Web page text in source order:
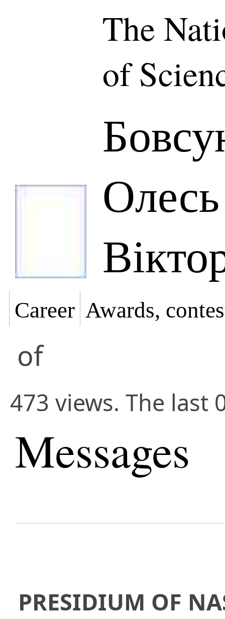
The
of
Олесь
Career Awards,
of
473 views. The last
Messages
PRESIDIUM OF